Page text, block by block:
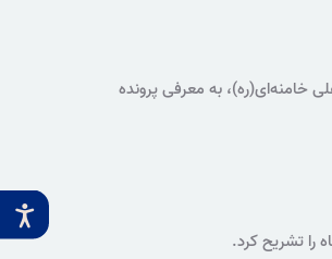
خامنه‌ای(ره)، به معرفی پرونده
را تشریح کرد.